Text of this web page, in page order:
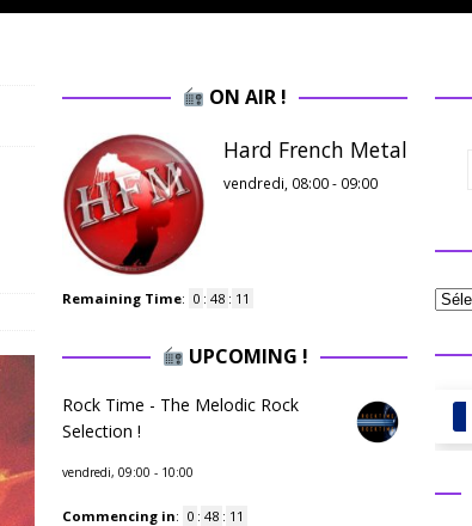
ON AIR !
Hard French Metal
vendredi, 08:00 - 09:00
Remaining Time: 0 : 48 : 09
UPCOMING !
Rock Time - The Melodic Rock
Selection !
vendredi, 09:00 - 10:00
Commencing in: 0 : 48 : 09